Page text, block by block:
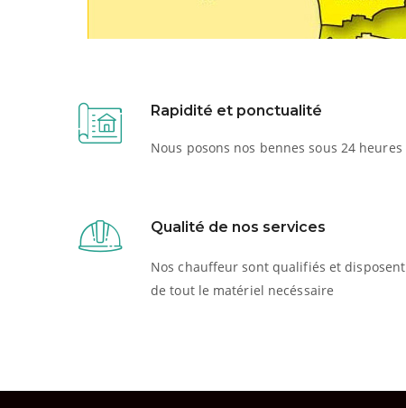
Rapidité et ponctualité
Nous posons nos bennes sous 24 heures
Qualité de nos services
Nos chauffeur sont qualifiés et disposent
de tout le matériel necéssaire